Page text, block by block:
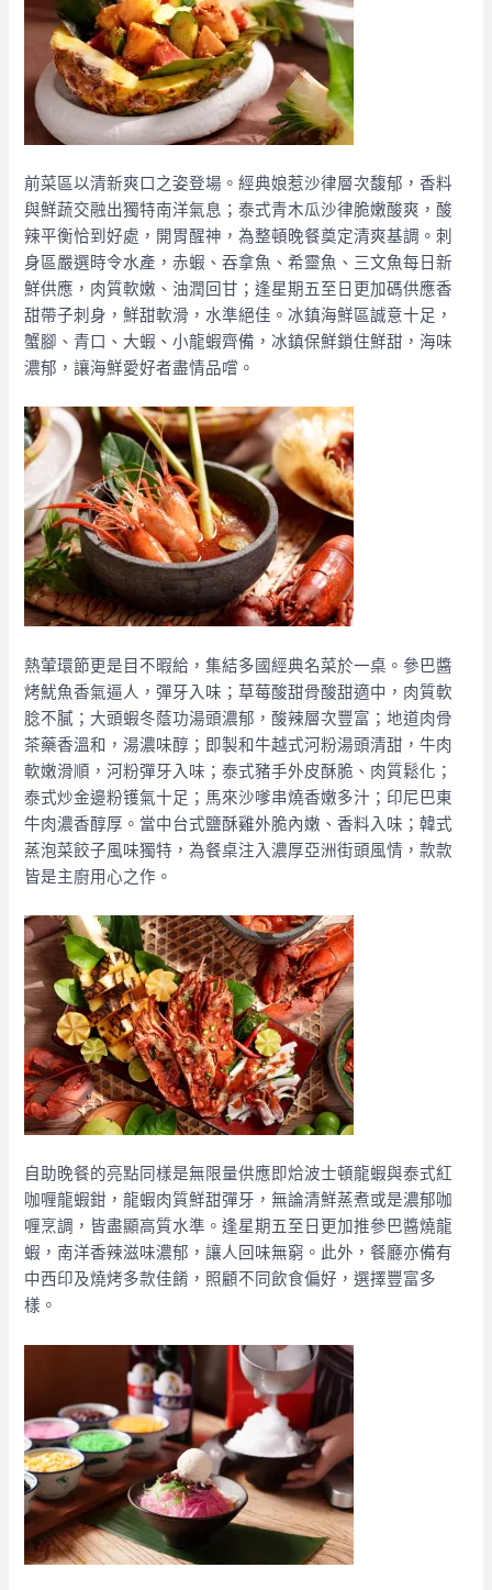
前菜區以清新爽口之姿登場。經典娘惹沙律層次馥郁，香料
與鮮蔬交融出獨特南洋氣息；泰式青木瓜沙律脆嫩酸爽，酸
辣平衡恰到好處，開胃醒神，為整頓晚餐奠定清爽基調。刺
身區嚴選時令水產，赤蝦、吞拿魚、希靈魚、三文魚每日新
鮮供應，肉質軟嫩、油潤回甘；逢星期五至日更加碼供應香
甜帶子刺身，鮮甜軟滑，水準絕佳。冰鎮海鮮區誠意十足，
蟹腳、青口、大蝦、小龍蝦齊備，冰鎮保鮮鎖住鮮甜，海味
濃郁，讓海鮮愛好者盡情品嚐。
熱葷環節更是目不暇給，集結多國經典名菜於一桌。參巴醬
烤魷魚香氣逼人，彈牙入味；草莓酸甜骨酸甜適中，肉質軟
腍不膩；大頭蝦冬蔭功湯頭濃郁，酸辣層次豐富；地道肉骨
茶藥香溫和，湯濃味醇；即製和牛越式河粉湯頭清甜，牛肉
軟嫩滑順，河粉彈牙入味；泰式豬手外皮酥脆、肉質鬆化；
泰式炒金邊粉镬氣十足；馬來沙嗲串燒香嫩多汁；印尼巴東
牛肉濃香醇厚。當中台式鹽酥雞外脆內嫩、香料入味；韓式
蒸泡菜餃子風味獨特，為餐桌注入濃厚亞洲街頭風情，款款
皆是主廚用心之作。
自助晚餐的亮點同樣是無限量供應即烚波士頓龍蝦與泰式紅
咖喱龍蝦鉗，龍蝦肉質鮮甜彈牙，無論清鮮蒸煮或是濃郁咖
喱烹調，皆盡顯高質水準。逢星期五至日更加推參巴醬燒龍
蝦，南洋香辣滋味濃郁，讓人回味無窮。此外，餐廳亦備有
中西印及燒烤多款佳餚，照顧不同飲食偏好，選擇豐富多
樣。